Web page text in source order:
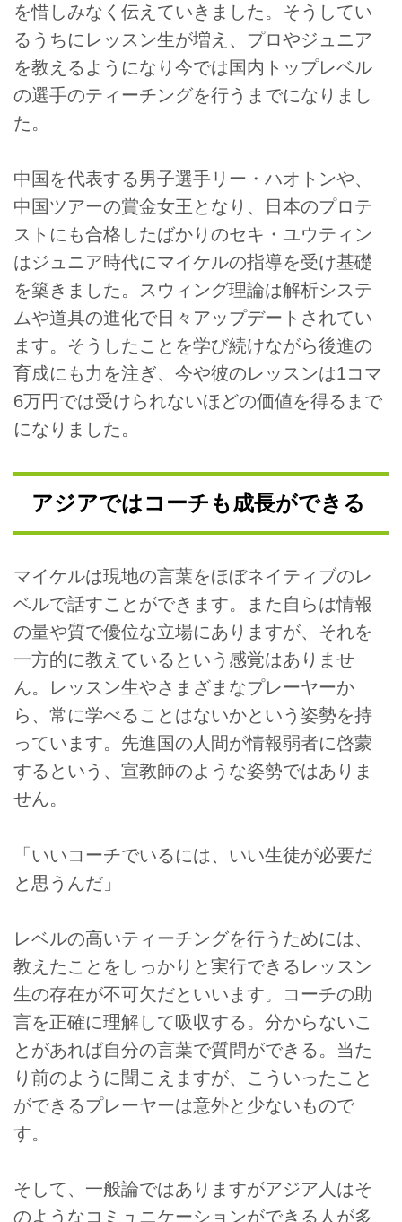
を惜しみなく伝えていきました。そうしてい
るうちにレッスン生が増え、プロやジュニア
を教えるようになり今では国内トップレベル
の選手のティーチングを行うまでになりまし
た。
中国を代表する男子選手リー・ハオトンや、
中国ツアーの賞金女王となり、日本のプロテ
ストにも合格したばかりのセキ・ユウティン
はジュニア時代にマイケルの指導を受け基礎
を築きました。スウィング理論は解析システ
ムや道具の進化で日々アップデートされてい
ます。そうしたことを学び続けながら後進の
育成にも力を注ぎ、今や彼のレッスンは1コマ
6万円では受けられないほどの価値を得るまで
になりました。
アジアではコーチも成長ができる
マイケルは現地の言葉をほぼネイティブのレ
ベルで話すことができます。また自らは情報
の量や質で優位な立場にありますが、それを
一方的に教えているという感覚はありませ
ん。レッスン生やさまざまなプレーヤーか
ら、常に学べることはないかという姿勢を持
っています。先進国の人間が情報弱者に啓蒙
するという、宣教師のような姿勢ではありま
せん。
「いいコーチでいるには、いい生徒が必要だ
と思うんだ」
レベルの高いティーチングを行うためには、
教えたことをしっかりと実行できるレッスン
生の存在が不可欠だといいます。コーチの助
言を正確に理解して吸収する。分からないこ
とがあれば自分の言葉で質問ができる。当た
り前のように聞こえますが、こういったこと
ができるプレーヤーは意外と少ないもので
す。
そして、一般論ではありますがアジア人はそ
のようなコミュニケーションができる人が多